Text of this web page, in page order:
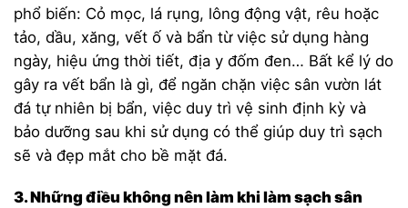
phổ biến: Cỏ mọc, lá rụng, lông động vật, rêu hoặc
tảo, dầu, xăng, vết ố và bẩn từ việc sử dụng hàng
ngày, hiệu ứng thời tiết, địa y đốm đen… Bất kể lý do
gây ra vết bẩn là gì, để ngăn chặn việc sân vườn lát
đá tự nhiên bị bẩn, việc duy trì vệ sinh định kỳ và
bảo dưỡng sau khi sử dụng có thể giúp duy trì sạch
sẽ và đẹp mắt cho bề mặt đá.
3. Những điều không nên làm khi làm sạch sân